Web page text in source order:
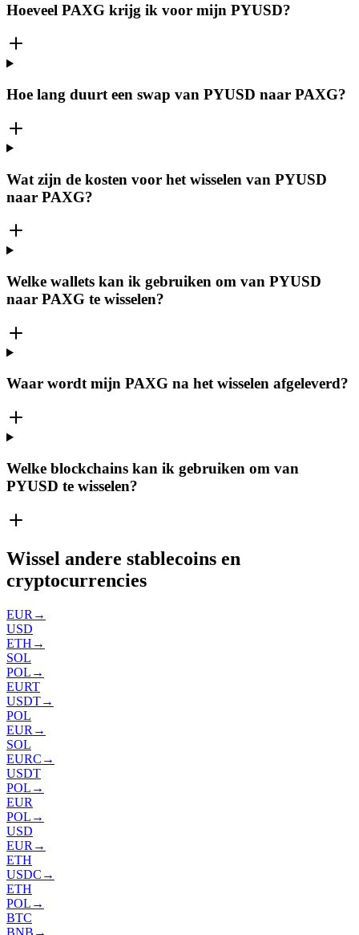
Hoeveel PAXG krijg ik voor mijn PYUSD?
Hoe lang duurt een swap van PYUSD naar PAXG?
Wat zijn de kosten voor het wisselen van PYUSD
naar PAXG?
Welke wallets kan ik gebruiken om van PYUSD
naar PAXG te wisselen?
Waar wordt mijn PAXG na het wisselen afgeleverd?
Welke blockchains kan ik gebruiken om van
PYUSD te wisselen?
Wissel andere stablecoins en
cryptocurrencies
EUR →
USD
ETH →
SOL
POL →
EURT
USDT→
POL
EUR →
SOL
EURC →
USDT
POL →
EUR
POL →
USD
EUR →
ETH
USDC →
ETH
POL →
BTC